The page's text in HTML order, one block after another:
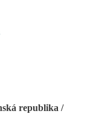
republika /